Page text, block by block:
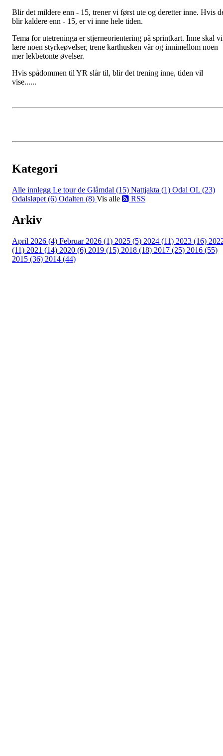
Blir det mildere enn - 15, trener vi først ute og deretter inne. Hvis
blir kaldere enn - 15, er vi inne hele tiden.
Tema for utetreninga er stjerneorientering på sprintkart. Inne skal vi
lære noen styrkeøvelser, trene karthusken vår og innimellom noen
mer lekbetonte øvelser.
Hvis spådommen til YR slår til, blir det trening inne, tiden vil
vise......
Kategori
Alle innlegg Le tour de Glåmdal (15) Nattjakta (1) Odal OL (23)
Odalsløpet (6) Odalten (8) Vis alle RSS
Arkiv
April 2026 (4) Februar 2026 (1) 2025 (5) 2024 (11) 2023 (16)
(11) 2021 (14) 2020 (6) 2019 (15) 2018 (18) 2017 (25) 2016 (55)
2015 (36) 2014 (44)